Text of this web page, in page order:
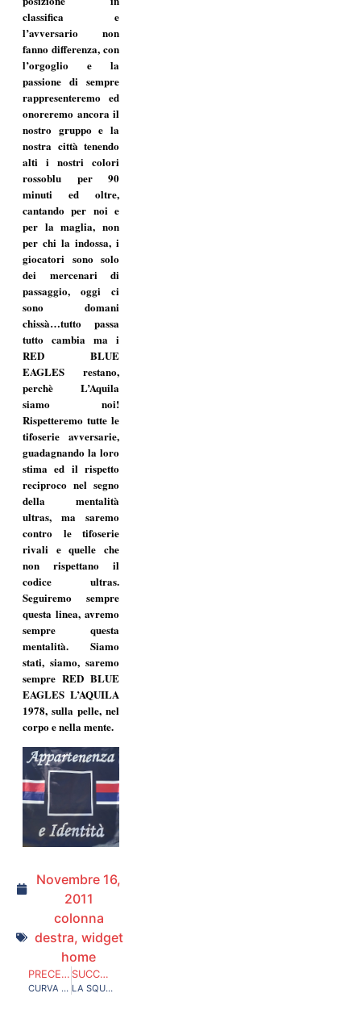
classifica e
l’avversario non
fanno differenza, con
l’orgoglio e la
passione di sempre
rappresenteremo ed
onoreremo ancora il
nostro gruppo e la
nostra città tenendo
alti i nostri colori
rossoblu per 90
minuti ed oltre,
cantando per noi e
per la maglia, non
per chi la indossa, i
giocatori sono solo
dei mercenari di
passaggio, oggi ci
sono domani
chissà…tutto passa
tutto cambia ma i
RED BLUE
EAGLES restano,
perchè L’Aquila
siamo noi!
Rispetteremo tutte le
tifoserie avversarie,
guadagnando la loro
stima ed il rispetto
reciproco nel segno
della mentalità
ultras, ma saremo
contro le tifoserie
rivali e quelle che
non rispettano il
codice ultras.
Seguiremo sempre
questa linea, avremo
sempre questa
mentalità. Siamo
stati, siamo, saremo
sempre RED BLUE
EAGLES L’AQUILA
1978, sulla pelle, nel
corpo e nella mente.
Novembre 16,
2011
colonna
destra, widget
home
PRECEDENTE
CURVA DIFFIDATI
SUCCESSIVO
LA SQUADRA DELLA GENTE: I PROPRIETARI SIAMO NOI!